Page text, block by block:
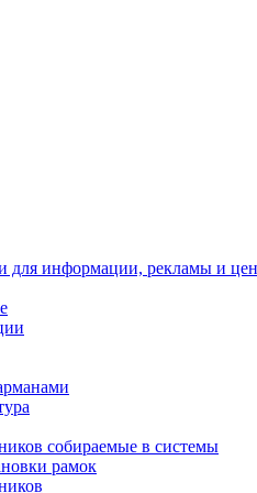
для информации, рекламы и
собираемые в системы
рамок